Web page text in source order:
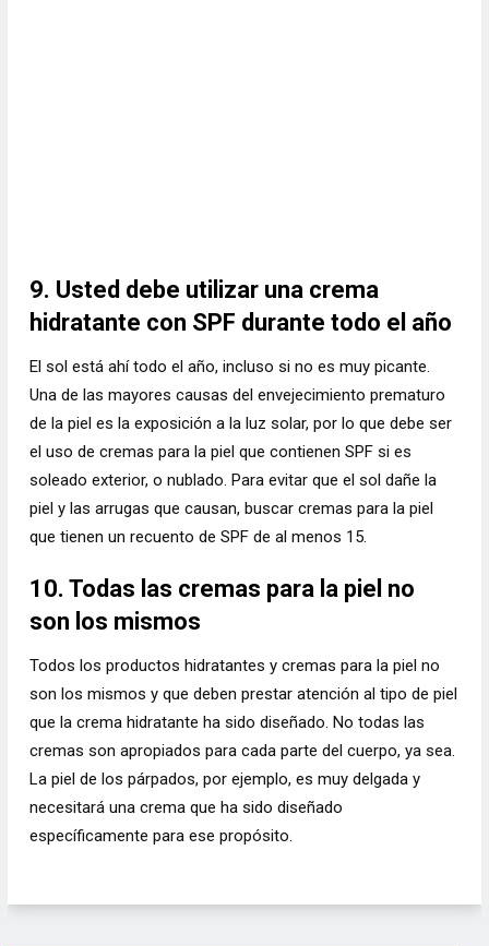
9. Usted debe utilizar una crema
hidratante con SPF durante todo el año
El sol está ahí todo el año, incluso si no es muy picante.
Una de las mayores causas del envejecimiento prematuro
de la piel es la exposición a la luz solar, por lo que debe ser
el uso de cremas para la piel que contienen SPF si es
soleado exterior, o nublado. Para evitar que el sol dañe la
piel y las arrugas que causan, buscar cremas para la piel
que tienen un recuento de SPF de al menos 15.
10. Todas las cremas para la piel no
son los mismos
Todos los productos hidratantes y cremas para la piel no
son los mismos y que deben prestar atención al tipo de piel
que la crema hidratante ha sido diseñado. No todas las
cremas son apropiados para cada parte del cuerpo, ya sea.
La piel de los párpados, por ejemplo, es muy delgada y
necesitará una crema que ha sido diseñado
específicamente para ese propósito.